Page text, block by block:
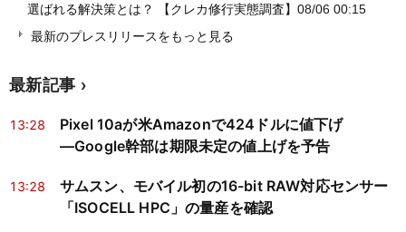
選ばれる解決策とは？ 【クレカ修行実態調査】 08/06 00:15
最新のプレスリリースをもっと見る
最新記事
13:28
Pixel 10aが米Amazonで424ドルに値下げ
―Google幹部は期限未定の値上げを予告
13:28
サムスン、モバイル初の16-bit RAW対応センサー
「ISOCELL HPC」の量産を確認